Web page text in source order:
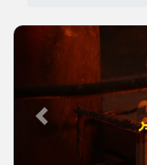
Next